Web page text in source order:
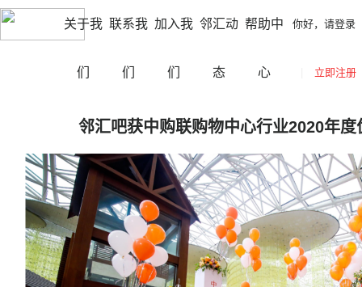
切换城市 网站导航
立即注册
你好，请登录
关于我
们
联系我
们
加入我
们
邻汇动
态
帮助中
心
你好，请登录
立即注册
邻汇吧获中购联购物中心行业2020年度